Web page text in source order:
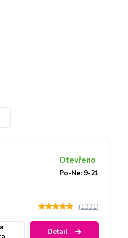
Otevřeno
Po-Ne: 9-21
(1331)
Detail